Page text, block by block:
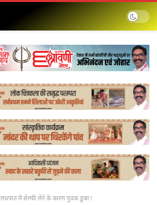
में सेल्फी लेने के कारण युवक डूबा !